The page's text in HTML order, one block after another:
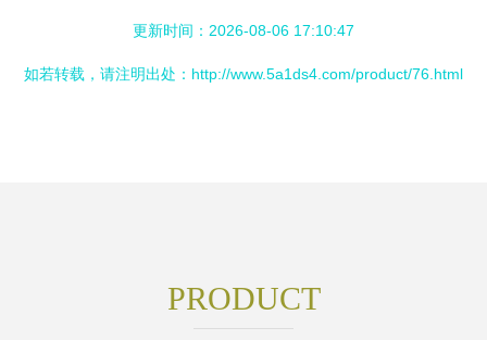
更新时间：2026-08-06 17:10:47
如若转载，请注明出处：http://www.5a1ds4.com/product/76.html
PRODUCT